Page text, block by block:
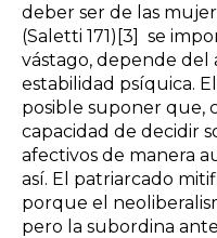
deber ser de las
(Saletti 171) [3] se
vástago, depende del
estabilidad psíquica.
posible suponer que,
capacidad de decidir
afectivos de manera
así. El patriarcado
porque el
pero la subordina